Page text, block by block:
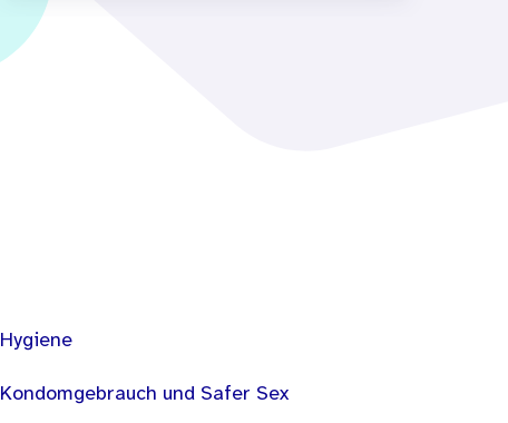
Hygiene
Kondomgebrauch und Safer Sex